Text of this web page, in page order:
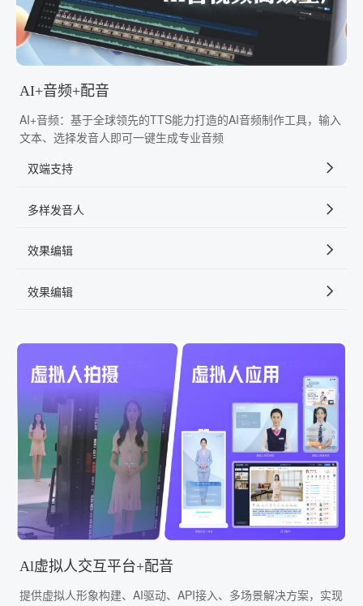
AI+音频+配音
AI+音频：基于全球领先的TTS能力打造的AI音频制作工具，输入
文本、选择发音人即可一键生成专业音频
双端支持
多样发音人
效果编辑
效果编辑
Al虚拟人交互平台+配音
提供虚拟人形象构建、AI驱动、API接入、多场景解决方案，实现